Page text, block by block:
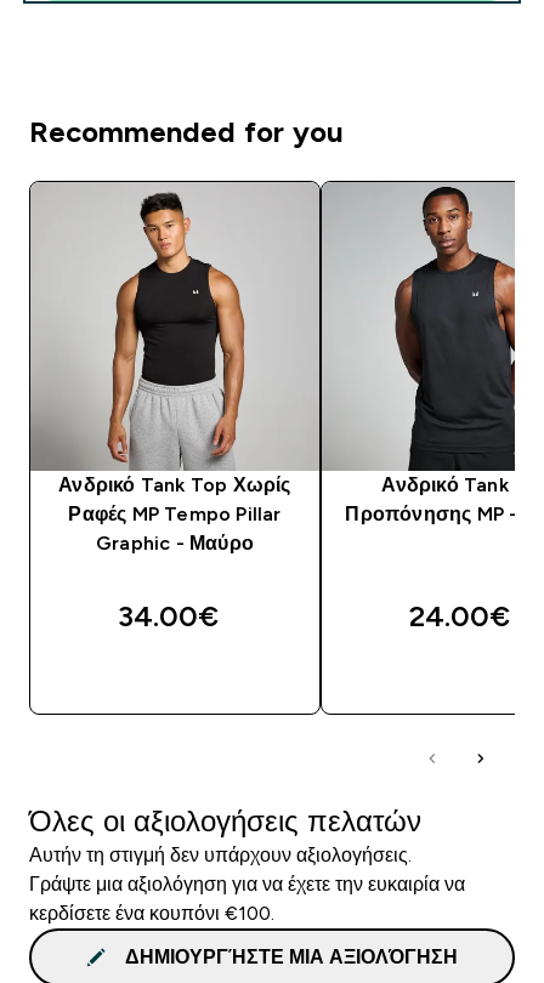
Recommended for you
Ανδρικό Tank Top Χωρίς
Ραφές MP Tempo Pillar
Graphic - Μαύρο
34.00€‎
Ανδρικό Tank
Προπόνησης MP -
24.00€‎
Όλες οι αξιολογήσεις πελατών
Αυτήν τη στιγμή δεν υπάρχουν αξιολογήσεις.
Γράψτε μια αξιολόγηση για να έχετε την ευκαιρία να
κερδίσετε ένα κουπόνι €100.
ΔΗΜΙΟΥΡΓΉΣΤΕ ΜΙΑ ΑΞΙΟΛΌΓΗΣΗ